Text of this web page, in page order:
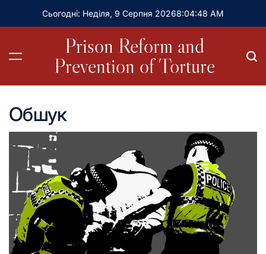
Сьогодні: Неділя, 9 Серпня 20268:04:49 AM
Prison Reform and
Prevention of Torture
Обшук